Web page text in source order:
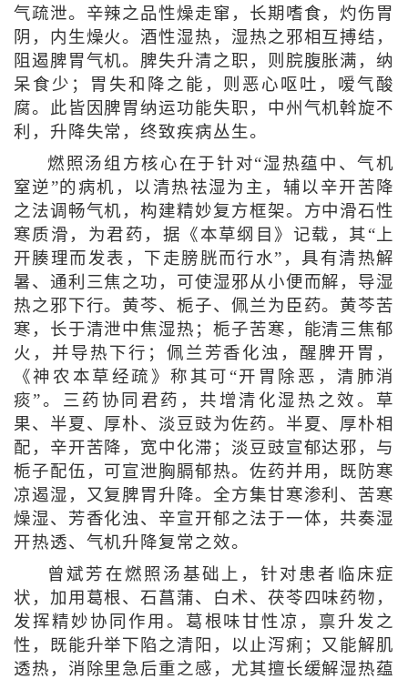
气疏泄。辛辣之品性燥走窜，长期嗜食，灼伤胃
阴，内生燥火。酒性湿热，湿热之邪相互搏结，
阻遏脾胃气机。脾失升清之职，则脘腹胀满，纳
呆食少；胃失和降之能，则恶心呕吐，嗳气酸
腐。此皆因脾胃纳运功能失职，中州气机斡旋不
利，升降失常，终致疾病丛生。
燃照汤组方核心在于针对“湿热蕴中、气机
窒逆”的病机，以清热祛湿为主，辅以辛开苦降
之法调畅气机，构建精妙复方框架。方中滑石性
寒质滑，为君药，据《本草纲目》记载，其“上
开腠理而发表，下走膀胱而行水”，具有清热解
暑、通利三焦之功，可使湿邪从小便而解，导湿
热之邪下行。黄芩、栀子、佩兰为臣药。黄芩苦
寒，长于清泄中焦湿热；栀子苦寒，能清三焦郁
火，并导热下行；佩兰芳香化浊，醒脾开胃，
《神农本草经疏》称其可“开胃除恶，清肺消
痰”。三药协同君药，共增清化湿热之效。草
果、半夏、厚朴、淡豆豉为佐药。半夏、厚朴相
配，辛开苦降，宽中化滞；淡豆豉宣郁达邪，与
栀子配伍，可宣泄胸膈郁热。佐药并用，既防寒
凉遏湿，又复脾胃升降。全方集甘寒渗利、苦寒
燥湿、芳香化浊、辛宣开郁之法于一体，共奏湿
开热透、气机升降复常之效。
曾斌芳在燃照汤基础上，针对患者临床症
状，加用葛根、石菖蒲、白术、茯苓四味药物，
发挥精妙协同作用。葛根味甘性凉，禀升发之
性，既能升举下陷之清阳，以止泻痢；又能解肌
透热，消除里急后重之感，尤其擅长缓解湿热蕴